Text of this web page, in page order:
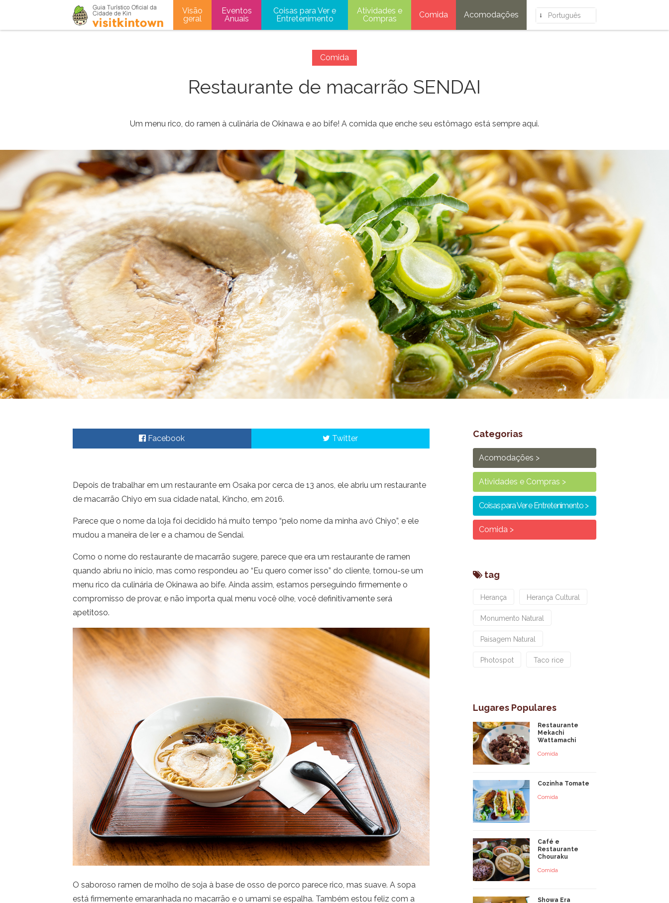
Visão
geral
Eventos
Anuais
Coisas para Ver e
Entretenimento
Atividades e
Compras
Comida Acomodações Português
Comida
Restaurante de macarrão SENDAI
Um menu rico, do ramen à culinária de Okinawa e ao bife! A comida que enche seu estômago está sempre aqui.
Facebook Twitter
Depois de trabalhar em um restaurante em Osaka por cerca de 13 anos, ele abriu um restaurante
de macarrão Chiyo em sua cidade natal, Kincho, em 2016.
Parece que o nome da loja foi decidido há muito tempo “pelo nome da minha avó Chiyo”, e ele
mudou a maneira de ler e a chamou de Sendai.
Como o nome do restaurante de macarrão sugere, parece que era um restaurante de ramen
quando abriu no início, mas como respondeu ao “Eu quero comer isso” do cliente, tornou-se um
menu rico da culinária de Okinawa ao bife. Ainda assim, estamos perseguindo firmemente o
compromisso de provar, e não importa qual menu você olhe, você definitivamente será
apetitoso.
O saboroso ramen de molho de soja à base de osso de porco parece rico, mas suave. A sopa
está firmemente emaranhada no macarrão e o umami se espalha. Também estou feliz com a
Categorias
Acomodações
Atividades e Compras
Coisas para Ver e Entretenimento
Comida
tag
Herança Herança Cultural
Monumento Natural
Paisagem Natural
Photospot Taco rice
Lugares Populares
Restaurante
Mekachi
Wattamachi
Comida
Cozinha Tomate
Comida
Café e
Restaurante
Chouraku
Comida
Showa Era